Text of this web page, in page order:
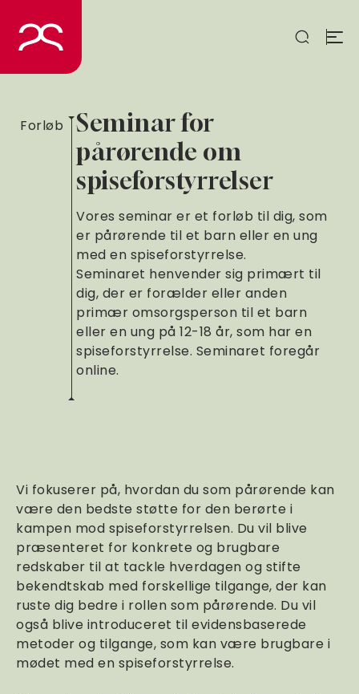
indhold
Seminar for
pårørende om
spiseforstyrrelser
Vores seminar er et forløb til dig, som
er pårørende til et barn eller en ung
med en spiseforstyrrelse.
Seminaret henvender sig primært til
dig, der er forælder eller anden
primær omsorgsperson til et barn
eller en ung på 12-18 år, som har en
spiseforstyrrelse. Seminaret foregår
online.
Forløb
Vi fokuserer på, hvordan du som pårørende kan
være den bedste støtte for den berørte i
kampen mod spiseforstyrrelsen. Du vil blive
præsenteret for konkrete og brugbare
redskaber til at tackle hverdagen og stifte
bekendtskab med forskellige tilgange, der kan
ruste dig bedre i rollen som pårørende. Du vil
også blive introduceret til evidensbaserede
metoder og tilgange, som kan være brugbare i
mødet med en spiseforstyrrelse.